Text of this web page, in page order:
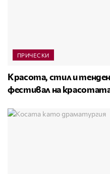
ПРИЧЕСКИ
Красота, стил и
фестивал на